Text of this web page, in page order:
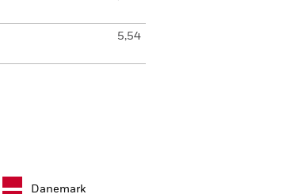
5,54
Danemark